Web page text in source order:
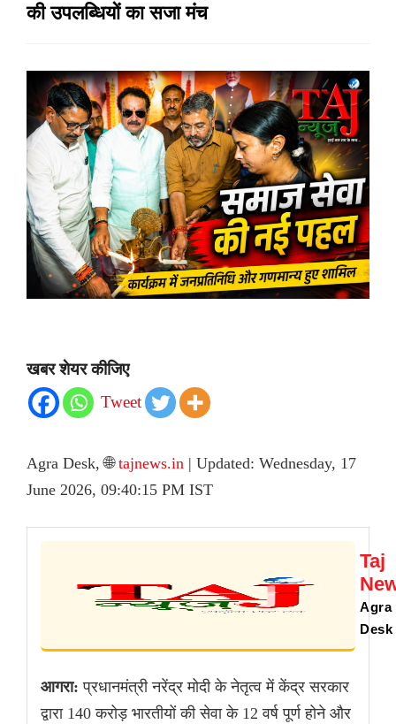
की उपलब्धियों का सजा मंच
खबर शेयर कीजिए
Tweet
Agra Desk, 🌐tajnews.in | Updated: Wednesday, 17
June 2026, 09:40:15 PM IST
Taj
Agra
Desk
आगरा: प्रधानमंत्री नरेंद्र मोदी के नेतृत्व में केंद्र सरकार
द्वारा 140 करोड़ भारतीयों की सेवा के 12 वर्ष पूर्ण होने और